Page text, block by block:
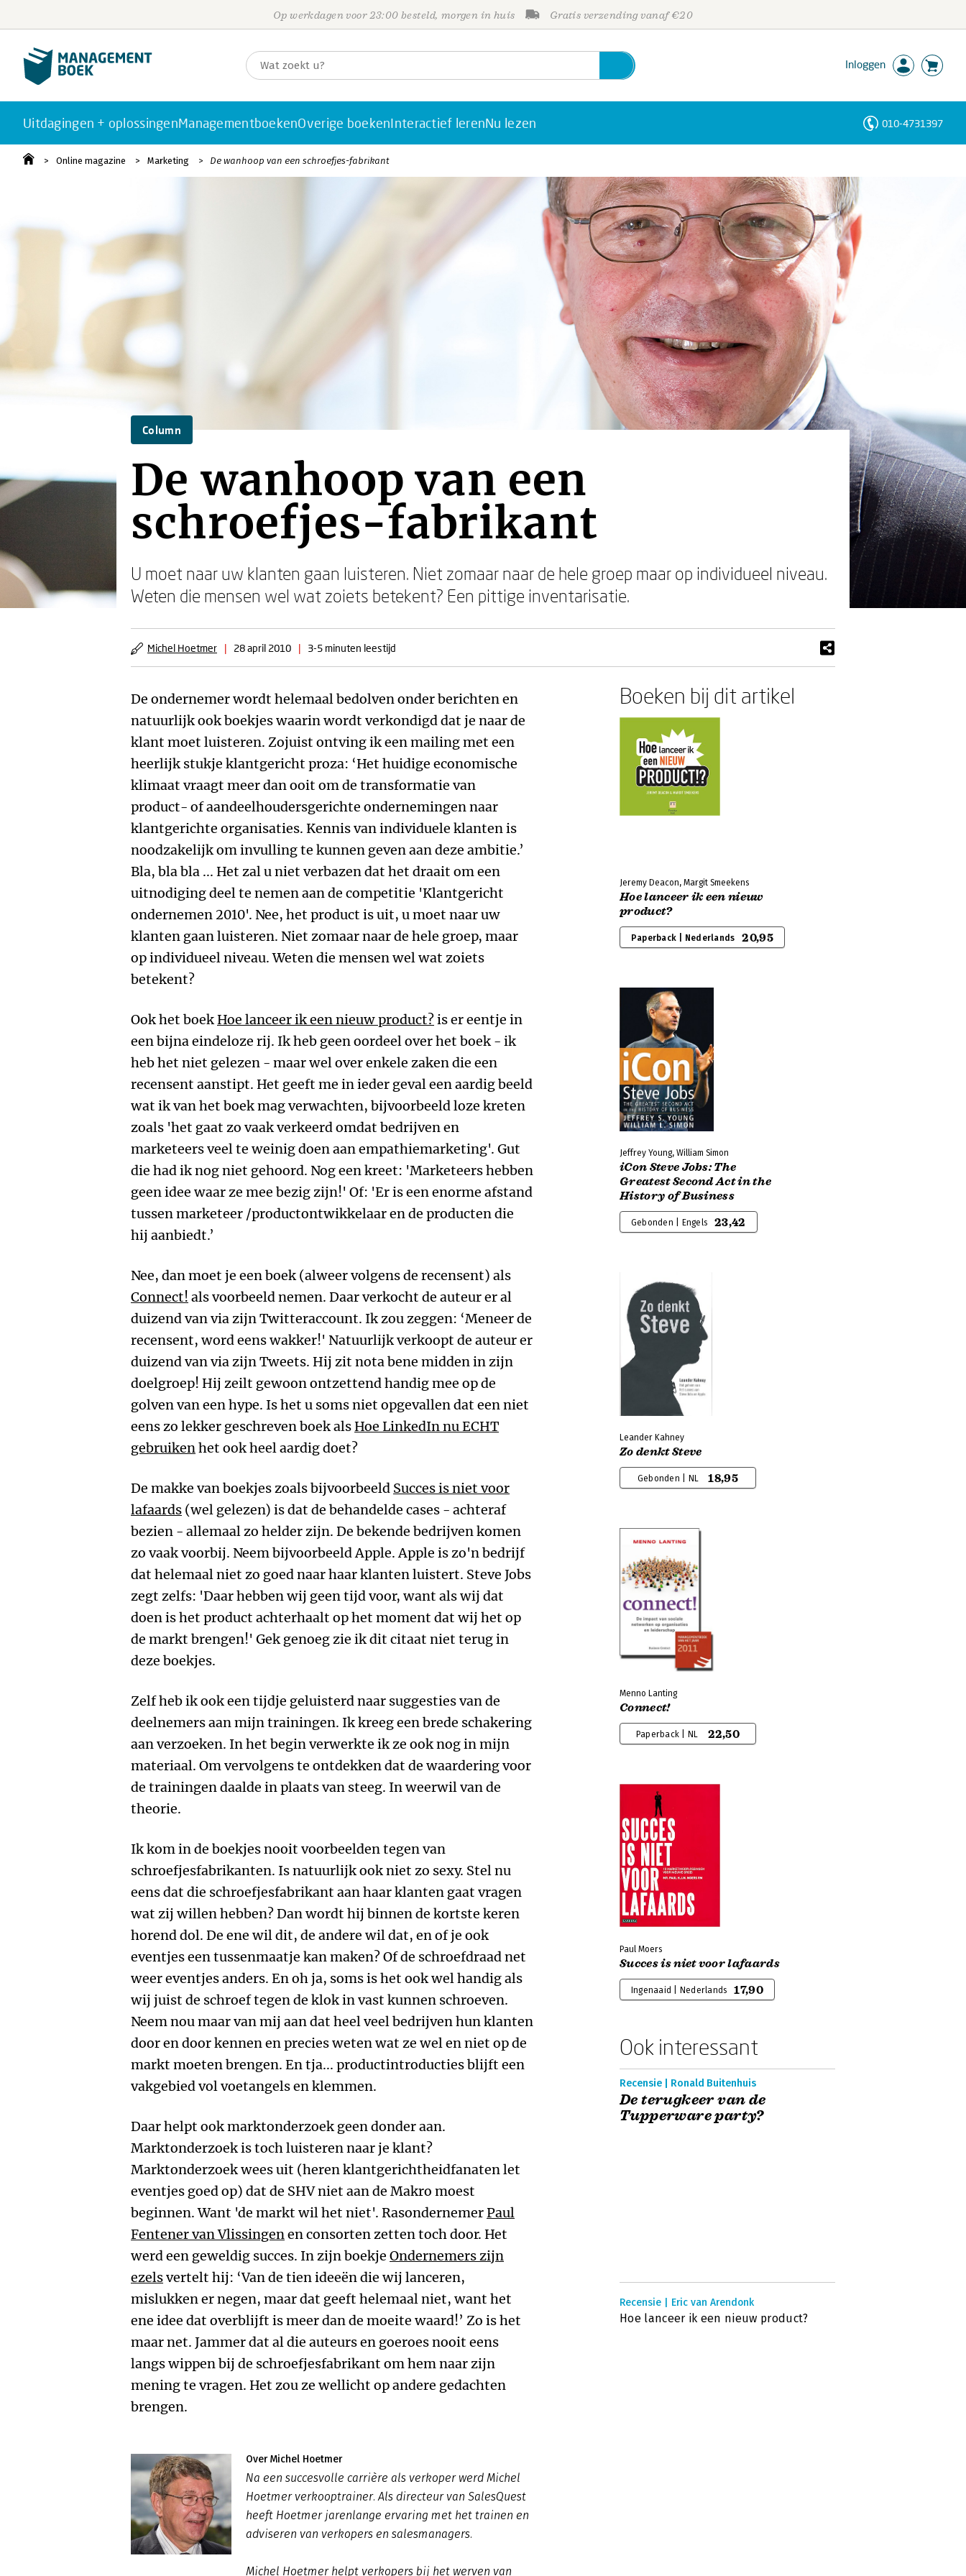
Op werkdagen voor 23:00 besteld, morgen in huis Gratis verzending vanaf €20
Inloggen
Uitdagingen + oplossingenManagementboekenOverige boekenInteractief lerenNu lezen 010-4731397
Online magazine Marketing De wanhoop van een schroefjes-fabrikant
Column
De wanhoop van een
schroefjes-fabrikant
U moet naar uw klanten gaan luisteren. Niet zomaar naar de hele groep maar op individueel niveau.
Weten die mensen wel wat zoiets betekent? Een pittige inventarisatie.
Michel Hoetmer | 28 april 2010 | 3-5 minuten leestijd
De ondernemer wordt helemaal bedolven onder berichten en
natuurlijk ook boekjes waarin wordt verkondigd dat je naar de
klant moet luisteren. Zojuist ontving ik een mailing met een
heerlijk stukje klantgericht proza: ‘Het huidige economische
klimaat vraagt meer dan ooit om de transformatie van
product- of aandeelhoudersgerichte ondernemingen naar
klantgerichte organisaties. Kennis van individuele klanten is
noodzakelijk om invulling te kunnen geven aan deze ambitie.’
Bla, bla bla ... Het zal u niet verbazen dat het draait om een
uitnodiging deel te nemen aan de competitie 'Klantgericht
ondernemen 2010'. Nee, het product is uit, u moet naar uw
klanten gaan luisteren. Niet zomaar naar de hele groep, maar
op individueel niveau. Weten die mensen wel wat zoiets
betekent?
Ook het boekHoe lanceer ik een nieuw product?is er eentje in
een bijna eindeloze rij. Ik heb geen oordeel over het boek - ik
heb het niet gelezen - maar wel over enkele zaken die een
recensent aanstipt. Het geeft me in ieder geval een aardig beeld
wat ik van het boek mag verwachten, bijvoorbeeld loze kreten
zoals 'het gaat zo vaak verkeerd omdat bedrijven en
marketeers veel te weinig doen aan empathiemarketing'. Gut
die had ik nog niet gehoord. Nog een kreet: 'Marketeers hebben
geen idee waar ze mee bezig zijn!' Of: 'Er is een enorme afstand
tussen marketeer /productontwikkelaar en de producten die
hij aanbiedt.’
Nee, dan moet je een boek (alweer volgens de recensent) als
Connect! als voorbeeld nemen. Daar verkocht de auteur er al
duizend van via zijn Twitteraccount. Ik zou zeggen: ‘Meneer de
recensent, word eens wakker!' Natuurlijk verkoopt de auteur er
duizend van via zijn Tweets. Hij zit nota bene midden in zijn
doelgroep! Hij zeilt gewoon ontzettend handig mee op de
golven van een hype. Is het u soms niet opgevallen dat een niet
eens zo lekker geschreven boek alsHoe LinkedIn nu ECHT
gebruikenhet ook heel aardig doet?
De makke van boekjes zoals bijvoorbeeld Succes is niet voor
lafaards (wel gelezen) is dat de behandelde cases - achteraf
bezien - allemaal zo helder zijn. De bekende bedrijven komen
zo vaak voorbij. Neem bijvoorbeeld Apple. Apple is zo'n bedrijf
dat helemaal niet zo goed naar haar klanten luistert. Steve Jobs
zegt zelfs: 'Daar hebben wij geen tijd voor, want als wij dat
doen is het product achterhaalt op het moment dat wij het op
de markt brengen!' Gek genoeg zie ik dit citaat niet terug in
deze boekjes.
Zelf heb ik ook een tijdje geluisterd naar suggesties van de
deelnemers aan mijn trainingen. Ik kreeg een brede schakering
aan verzoeken. In het begin verwerkte ik ze ook nog in mijn
materiaal. Om vervolgens te ontdekken dat de waardering voor
de trainingen daalde in plaats van steeg. In weerwil van de
theorie.
Ik kom in de boekjes nooit voorbeelden tegen van
schroefjesfabrikanten. Is natuurlijk ook niet zo sexy. Stel nu
eens dat die schroefjesfabrikant aan haar klanten gaat vragen
wat zij willen hebben? Dan wordt hij binnen de kortste keren
horend dol. De ene wil dit, de andere wil dat, en of je ook
eventjes een tussenmaatje kan maken? Of de schroefdraad net
weer eventjes anders. En oh ja, soms is het ook wel handig als
wij juist de schroef tegen de klok in vast kunnen schroeven.
Neem nou maar van mij aan dat heel veel bedrijven hun klanten
door en door kennen en precies weten wat ze wel en niet op de
markt moeten brengen. En tja... productintroducties blijft een
vakgebied vol voetangels en klemmen.
Daar helpt ook marktonderzoek geen donder aan.
Marktonderzoek is toch luisteren naar je klant?
Marktonderzoek wees uit (heren klantgerichtheidfanaten let
eventjes goed op) dat de SHV niet aan de Makro moest
beginnen. Want 'de markt wil het niet'. RasondernemerPaul
Fentener van Vlissingenen consorten zetten toch door. Het
werd een geweldig succes. In zijn boekje Ondernemers zijn
ezelsvertelt hij: ‘Van de tien ideeën die wij lanceren,
mislukken er negen, maar dat geeft helemaal niet, want het
ene idee dat overblijft is meer dan de moeite waard!’ Zo is het
maar net. Jammer dat al die auteurs en goeroes nooit eens
langs wippen bij de schroefjesfabrikant om hem naar zijn
mening te vragen. Het zou ze wellicht op andere gedachten
brengen.
Over Michel Hoetmer
Na een succesvolle carrière als verkoper werd Michel
Hoetmer verkooptrainer. Als directeur van SalesQuest
heeft Hoetmer jarenlange ervaring met het trainen en
adviseren van verkopers en salesmanagers.
Michel Hoetmer helpt verkopers bij het werven van
Boeken bij dit artikel
Jeremy Deacon, Margit Smeekens
Hoe lanceer ik een nieuw
product?
Paperback | Nederlands 20,95
Jeffrey Young, William Simon
iCon Steve Jobs: The
Greatest Second Act in the
History of Business
Gebonden | Engels 23,42
Leander Kahney
Zo denkt Steve
Gebonden | NL 18,95
Menno Lanting
Connect!
Paperback | NL 22,50
Paul Moers
Succes is niet voor lafaards
Ingenaaid | Nederlands 17,90
Ook interessant
Recensie | Ronald Buitenhuis
De terugkeer van de
Tupperware party?
Recensie | Eric van Arendonk
Hoe lanceer ik een nieuw product?
Personen
Trefwoorden